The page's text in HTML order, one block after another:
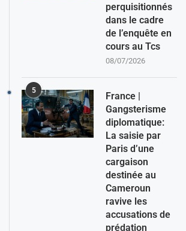
perquisitionnés
dans le cadre
de l’enquête en
cours au Tcs
08/07/2026
5
France |
Gangsterisme
diplomatique:
La saisie par
Paris d’une
cargaison
destinée au
Cameroun
ravive les
accusations de
prédation